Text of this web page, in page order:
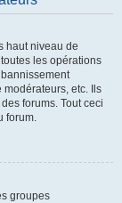
haut niveau de
les opérations
modérateurs, etc. Ils
forums. Tout ceci
forum.
groupes